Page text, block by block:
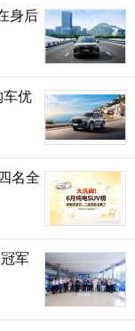
身后
车优
名全
军